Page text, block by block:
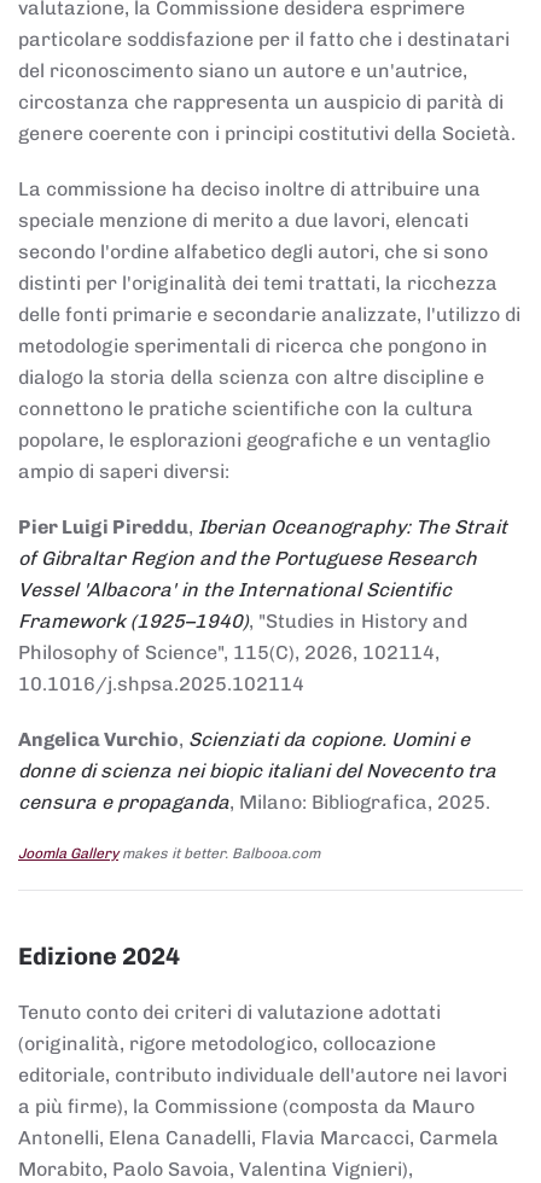
valutazione, la Commissione desidera esprimere
particolare soddisfazione per il fatto che i destinatari
del riconoscimento siano un autore e un'autrice,
circostanza che rappresenta un auspicio di parità di
genere coerente con i principi costitutivi della Società.
La commissione ha deciso inoltre di attribuire una
speciale menzione di merito a due lavori, elencati
secondo l'ordine alfabetico degli autori, che si sono
distinti per l'originalità dei temi trattati, la ricchezza
delle fonti primarie e secondarie analizzate, l'utilizzo di
metodologie sperimentali di ricerca che pongono in
dialogo la storia della scienza con altre discipline e
connettono le pratiche scientifiche con la cultura
popolare, le esplorazioni geografiche e un ventaglio
ampio di saperi diversi:
Pier Luigi Pireddu, Iberian Oceanography: The Strait
of Gibraltar Region and the Portuguese Research
Vessel 'Albacora' in the International Scientific
Framework (1925–1940), "Studies in History and
Philosophy of Science", 115(C), 2026, 102114,
10.1016/j.shpsa.2025.102114
Angelica Vurchio, Scienziati da copione. Uomini e
donne di scienza nei biopic italiani del Novecento tra
censura e propaganda, Milano: Bibliografica, 2025.
Joomla Gallerymakes it better. Balbooa.com
Edizione 2024
Tenuto conto dei criteri di valutazione adottati
(originalità, rigore metodologico, collocazione
editoriale, contributo individuale dell'autore nei lavori
a più firme), la Commissione (composta da Mauro
Antonelli, Elena Canadelli, Flavia Marcacci, Carmela
Morabito, Paolo Savoia, Valentina Vignieri),